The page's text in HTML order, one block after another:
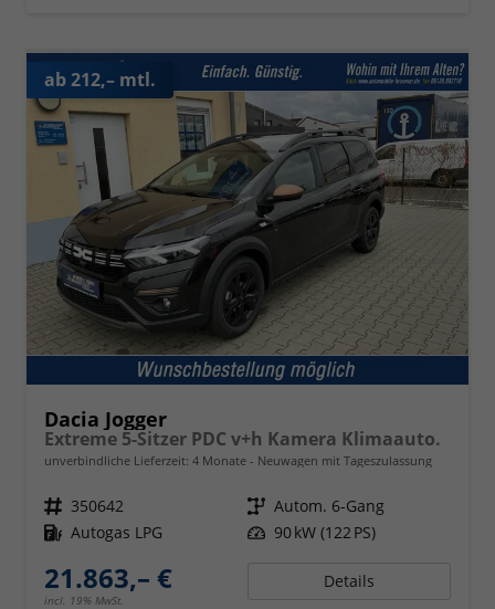
ab 212,– mtl.
Dacia Jogger
Extreme 5-Sitzer PDC v+h Kamera Klimaauto.
unverbindliche Lieferzeit: 4 Monate Neuwagen mit Tageszulassung
Fahrzeugnr. 350642 Getriebe Autom. 6-Gang
Kraftstoff Autogas LPG Leistung 90 kW (122 PS)
21.863,– €
incl. 19% MwSt.
Details